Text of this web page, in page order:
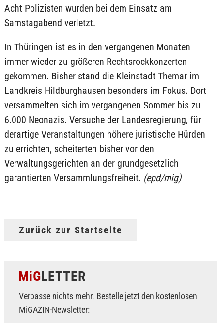
Acht Polizisten wurden bei dem Einsatz am
Samstagabend verletzt.
In Thüringen ist es in den vergangenen Monaten
immer wieder zu größeren Rechtsrockkonzerten
gekommen. Bisher stand die Kleinstadt Themar im
Landkreis Hildburghausen besonders im Fokus. Dort
versammelten sich im vergangenen Sommer bis zu
6.000 Neonazis. Versuche der Landesregierung, für
derartige Veranstaltungen höhere juristische Hürden
zu errichten, scheiterten bisher vor den
Verwaltungsgerichten an der grundgesetzlich
garantierten Versammlungsfreiheit. (epd/mig)
Zurück zur Startseite
MiGLETTER
Verpasse nichts mehr. Bestelle jetzt den kostenlosen
MiGAZIN-Newsletter: